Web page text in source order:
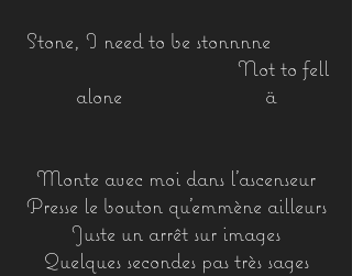
Stone, I need to be stonnnne
Not to fell
alone ä
Monte avec moi dans l’ascenseur
Presse le bouton qu’emmène ailleurs
Juste un arrêt sur images
Quelques secondes pas très sages